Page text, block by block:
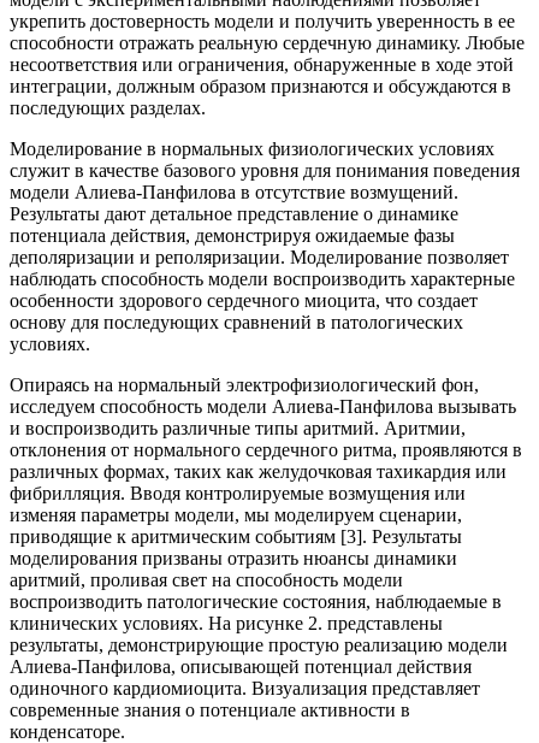
укрепить достоверность модели и получить уверенность в ее
способности отражать реальную сердечную динамику. Любые
несоответствия или ограничения, обнаруженные в ходе этой
интеграции, должным образом признаются и обсуждаются в
последующих разделах.
Моделирование в нормальных физиологических условиях
служит в качестве базового уровня для понимания поведения
модели Алиева-Панфилова в отсутствие возмущений.
Результаты дают детальное представление о динамике
потенциала действия, демонстрируя ожидаемые фазы
деполяризации и реполяризации. Моделирование позволяет
наблюдать способность модели воспроизводить характерные
особенности здорового сердечного миоцита, что создает
основу для последующих сравнений в патологических
условиях.
Опираясь на нормальный электрофизиологический фон,
исследуем способность модели Алиева-Панфилова вызывать
и воспроизводить различные типы аритмий. Аритмии,
отклонения от нормального сердечного ритма, проявляются в
различных формах, таких как желудочковая тахикардия или
фибрилляция. Вводя контролируемые возмущения или
изменяя параметры модели, мы моделируем сценарии,
приводящие к аритмическим событиям [3]. Результаты
моделирования призваны отразить нюансы динамики
аритмий, проливая свет на способность модели
воспроизводить патологические состояния, наблюдаемые в
клинических условиях. На рисунке 2. представлены
результаты, демонстрирующие простую реализацию модели
Алиева-Панфилова, описывающей потенциал действия
одиночного кардиомиоцита. Визуализация представляет
современные знания о потенциале активности в
конденсаторе.